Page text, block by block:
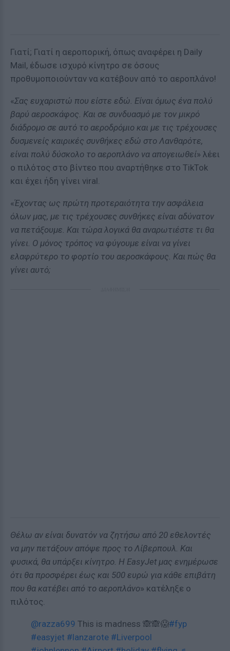
Γιατί; Γιατί η αεροπορική, όπως αναφέρει η Daily
Mail, έδωσε ισχυρό κίνητρο σε όσους
προθυμοποιούνταν να κατέβουν από το αεροπλάνο!
«Σας ευχαριστώ που είστε εδώ. Είναι όμως ένα πολύ
βαρύ αεροσκάφος. Και σε συνδυασμό με τον μικρό
διάδρομο σε αυτό το αεροδρόμιο και με τις τρέχουσες
δυσμενείς καιρικές συνθήκες εδώ στο Λανθαρότε,
είναι πολύ δύσκολο το αεροπλάνο να απογειωθεί» λέει
ο πιλότος στο βίντεο που αναρτήθηκε στο TikTok
και έχει ήδη γίνει viral.
«Έχοντας ως πρώτη προτεραιότητα την ασφάλεια
όλων μας, με τις τρέχουσες συνθήκες είναι αδύνατον
να πετάξουμε. Και τώρα λογικά θα αναρωτιέστε τι θα
γίνει. Ο μόνος τρόπος να φύγουμε είναι να γίνει
ελαφρύτερο το φορτίο του αεροσκάφους. Και πώς θα
γίνει αυτό;
Θέλω αν είναι δυνατόν να ζητήσω από 20 εθελοντές
να μην πετάξουν απόψε προς το Λίβερπουλ. Και
φυσικά, θα υπάρξει κίνητρο. Η EasyJet μας ενημέρωσε
ότι θα προσφέρει έως και 500 ευρώ για κάθε επιβάτη
που θα κατέβει από το αεροπλάνο» κατέληξε ο
πιλότος.
@razza699 This is madness 🙈🙈😱#fyp
#easyjet #lanzarote #Liverpool